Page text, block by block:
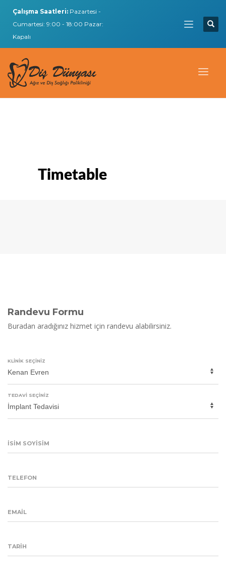
Çalışma Saatleri: Pazartesi -
Cumartesi: 9:00 - 18:00 Pazar:
Kapalı
Timetable
Randevu Formu
Buradan aradığınız hizmet için randevu alabilirsiniz.
KLINIK SEÇINIZ
TEDAVI SEÇINIZ
İSIM SOYISIM
TELEFON
EMAIL
TARIH